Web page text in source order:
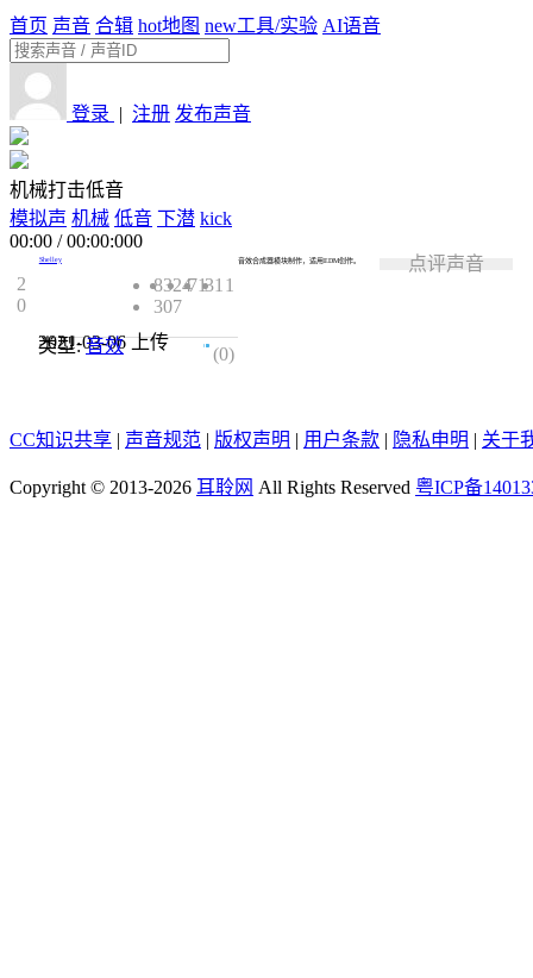
首页 声音 合辑 hot地图 new工具/实验 AI语音
登录 | 注册 发布声音
机械打击低音
模拟声 机械 低音 下潜 kick
00:00 /00:00:000
2
0
Shelley
83247131 1
307
2021-03-06上传
类型:音效 0.0
(0)
音效合成器模块制作，适用EDM创作。 点评声音
CC知识共享 | 声音规范 | 版权声明 | 用户条款 | 隐私申明 | 关于
Copyright © 2013-2026 耳聆网 All Rights Reserved 粤ICP备